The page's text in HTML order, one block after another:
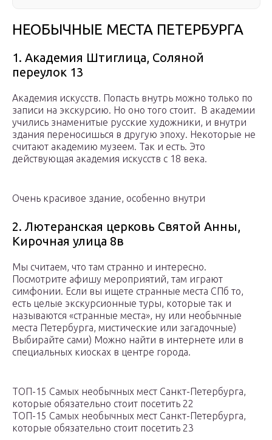
НЕОБЫЧНЫЕ МЕСТА ПЕТЕРБУРГА
1. Академия Штиглица, Соляной
переулок 13
Академия искусств. Попасть внутрь можно только по
записи на экскурсию. Но оно того стоит. В академии
учились знаменитые русские художники, и внутри
здания переносишься в другую эпоху. Некоторые не
считают академию музеем. Так и есть. Это
действующая академия искусств с 18 века.
Очень красивое здание, особенно внутри
2. Лютеранская церковь Святой Анны,
Кирочная улица 8в
Мы считаем, что там странно и интересно.
Посмотрите афишу мероприятий, там играют
симфонии. Если вы ищете странные места СПб то,
есть целые экскурсионные туры, которые так и
называются «странные места», ну или необычные
места Петербурга, мистические или загадочные)
Выбирайте сами) Можно найти в интернете или в
специальных киосках в центре города.
ТОП-15 Самых необычных мест Санкт-Петербурга,
которые обязательно стоит посетить 22
ТОП-15 Самых необычных мест Санкт-Петербурга,
которые обязательно стоит посетить 23